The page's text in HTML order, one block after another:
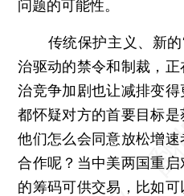
问题的可能性。
传统保护主义、新的“
治驱动的禁令和制裁，
治竞争加剧也让减排变
都怀疑对方的首要目标是
他们怎么会同意放松增
合作呢？当中美两国重
的筹码可供交易，比如